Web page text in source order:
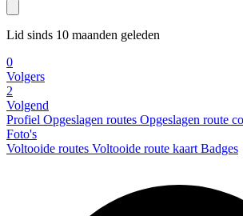
Lid sinds 10 maanden geleden
0
Volgers
2
Volgend
Profiel Opgeslagen routes Opgeslagen route
Foto's
Voltooide routes Voltooide route kaartBadges